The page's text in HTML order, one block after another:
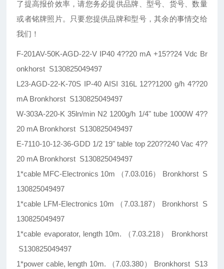
了提高报价效率，请您务必提供品牌、型号、货号、数量
或者铭牌照片。只要您提供品牌和型号，其余的事情交给
我们！
F-201AV-50K-AGD-22-V IP40 4??20 mA +15??24 Vdc Br
onkhorst S130825049497
L23-AGD-22-K-70S IP-40 AISI 316L 12??1200 g/h 4??20
mA Bronkhorst S130825049497
W-303A-220-K 35ln/min N2 1200g/h 1/4" tube 1000W 4??
20 mA Bronkhorst S130825049497
E-7110-10-12-36-GDD 1/2 19" table top 220??240 Vac 4??
20 mA Bronkhorst S130825049497
1*cable MFC-Electronics 10m （7.03.016） Bronkhorst S
130825049497
1*cable LFM-Electronics 10m （7.03.187） Bronkhorst S
130825049497
1*cable evaporator, length 10m. （7.03.218） Bronkhorst
S130825049497
1*power cable, length 10m. （7.03.380） Bronkhorst S13